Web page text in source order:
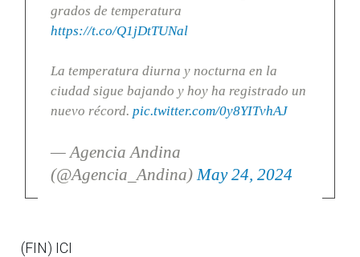
grados de temperatura
https://t.co/Q1jDtTUNal
La temperatura diurna y nocturna en la
ciudad sigue bajando y hoy ha registrado un
nuevo récord. pic.twitter.com/0y8YITvhAJ
— Agencia Andina
(@Agencia_Andina)May 24, 2024
(FIN) ICI